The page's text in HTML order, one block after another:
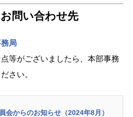
問い合わせ先
局
等がございましたら、本部事務
さい。
会からのお知らせ（2024年8月）